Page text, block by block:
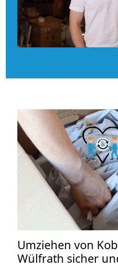
Umziehen von
Wülfrath sicher